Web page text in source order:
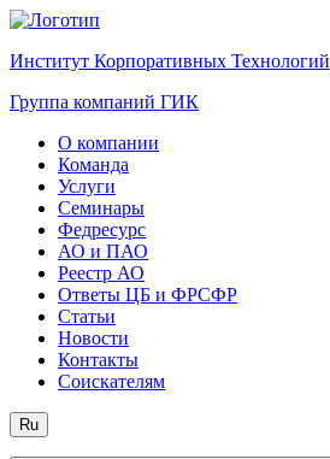
Институт Корпоративных Технологий
Группа компаний ГИК
О компании
Команда
Услуги
Семинары
Федресурс
АО и ПАО
Реестр АО
Ответы ЦБ и ФРСФР
Статьи
Новости
Контакты
Соискателям
Ru